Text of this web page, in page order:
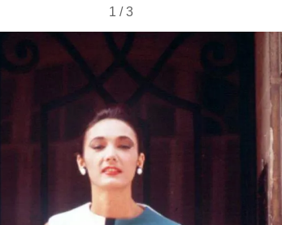
1 /3